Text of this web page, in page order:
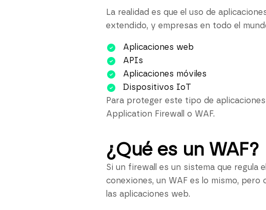
La realidad es que el uso de
extendido, y empresas en todo el
Aplicaciones web
APIs
Aplicaciones móviles
Dispositivos IoT
Para proteger este tipo de
Application Firewall o WAF.
¿Qué es un WAF?
Si un firewall es un sistema que
conexiones, un WAF es lo mismo,
las aplicaciones web.